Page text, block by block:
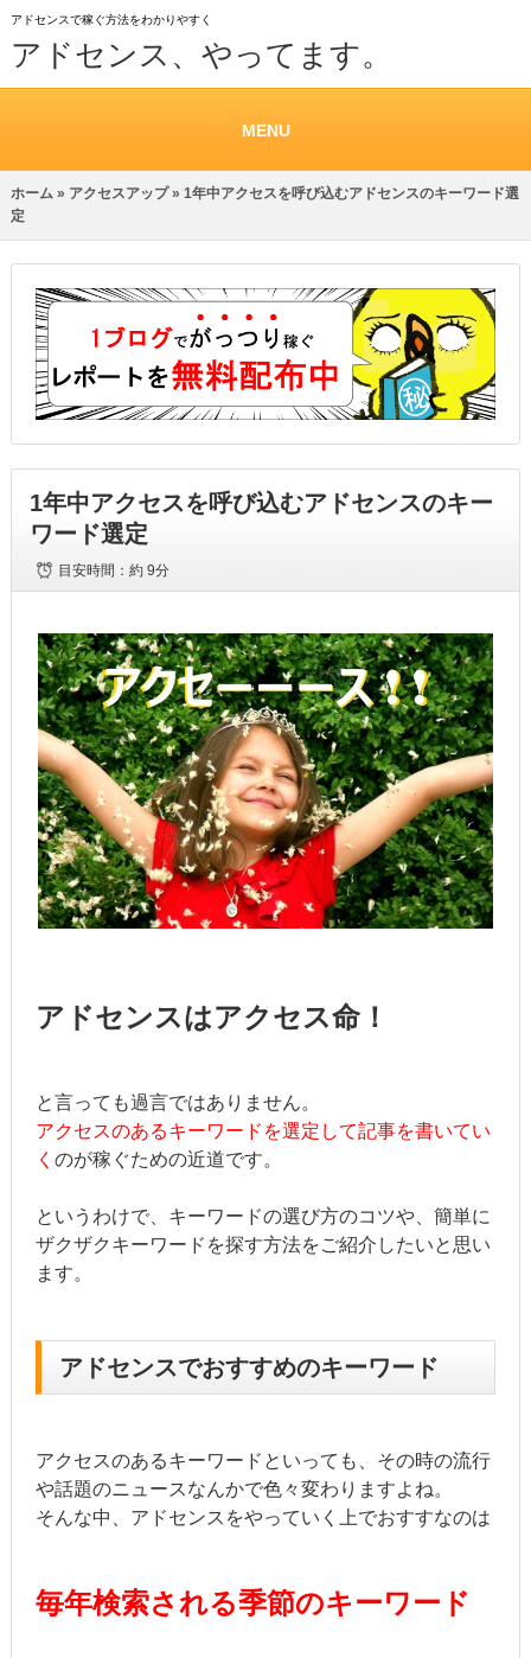
アドセンスで稼ぐ方法をわかりやすく
アドセンス、やってます。
MENU
ホーム» アクセスアップ» 1年中アクセスを呼び込むアドセンスのキーワード選
定
1年中アクセスを呼び込むアドセンスのキー
ワード選定
目安時間：約 9分
アドセンスはアクセス命！
と言っても過言ではありません。
アクセスのあるキーワードを選定して記事を書いてい
く のが稼ぐための近道です。
というわけで、キーワードの選び方のコツや、簡単に
ザクザクキーワードを探す方法をご紹介したいと思い
ます。
アドセンスでおすすめのキーワード
アクセスのあるキーワードといっても、その時の流行
や話題のニュースなんかで色々変わりますよね。
そんな中、アドセンスをやっていく上でおすすなのは
毎年検索される季節のキーワード